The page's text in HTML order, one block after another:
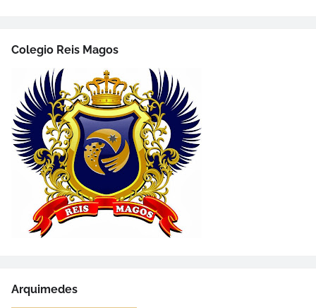
Colegio Reis Magos
Arquimedes